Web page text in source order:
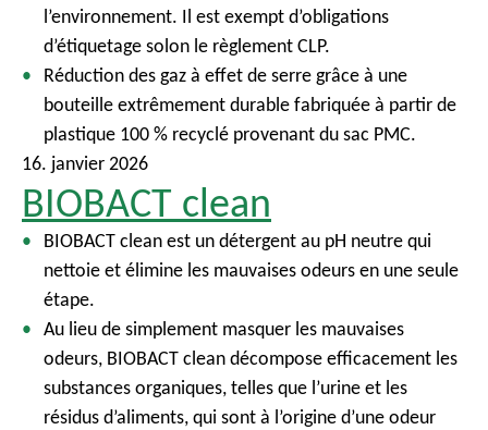
l’environnement. Il est exempt d’obligations
d’étiquetage solon le règlement CLP.
Réduction des gaz à effet de serre grâce à une
bouteille extrêmement durable fabriquée à partir de
plastique 100 % recyclé provenant du sac PMC.
16. janvier 2026
BIOBACT clean
BIOBACT clean est un détergent au pH neutre qui
nettoie et élimine les mauvaises odeurs en une seule
étape.
Au lieu de simplement masquer les mauvaises
odeurs, BIOBACT clean décompose efficacement les
substances organiques, telles que l’urine et les
résidus d’aliments, qui sont à l’origine d’une odeur